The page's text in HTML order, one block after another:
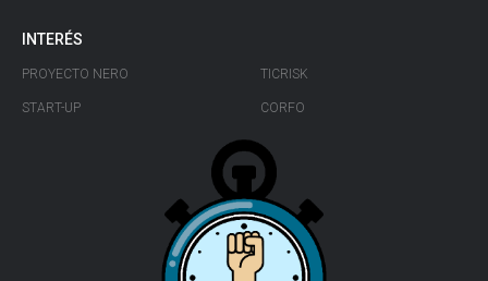
INTERÉS
PROYECTO NERO
START-UP
TICRISK
CORFO